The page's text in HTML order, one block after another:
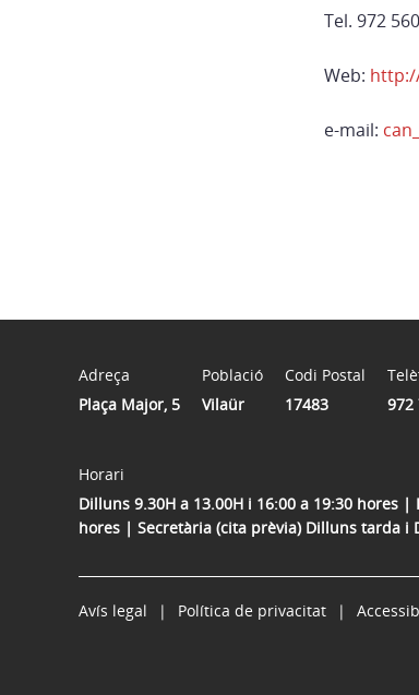
Tel. 972
Web:
e-mail:
Adreça
Plaça Major, 5
Població
Vilaür
Codi Postal
17483
972
Horari
Dilluns 9.30H a 13.00H i 16:00 a 19:30 hores
hores | Secretària (cita prèvia) Dilluns tarda i
Avís legal Política de privacitat